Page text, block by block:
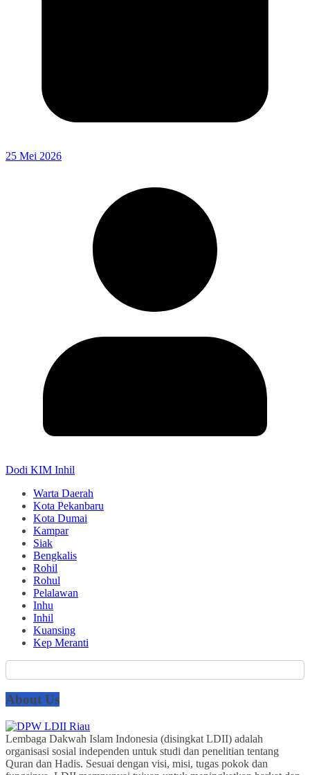
25 Mei 2026
Dodi KIM Inhil
Warta Daerah
Kota Pekanbaru
Kota Dumai
Kampar
Siak
Bengkalis
Rohil
Rohul
Pelalawan
Inhu
Inhil
Kuansing
Kep Meranti
About Us
Lembaga Dakwah Islam Indonesia (disingkat LDII) adalah
organisasi sosial independen untuk studi dan penelitian tentang
Quran dan Hadis. Sesuai dengan visi, misi, tugas pokok dan